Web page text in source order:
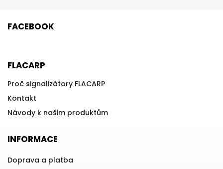
FACEBOOK
FLACARP
Proč signalizátory FLACARP
Kontakt
Návody k našim produktům
INFORMACE
Doprava a platba